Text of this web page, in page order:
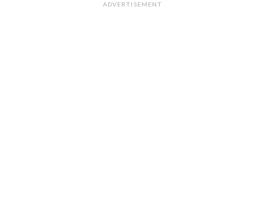
ADVERTISEMENT